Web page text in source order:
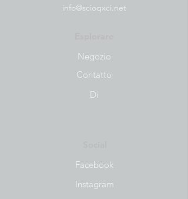
info@scioqxci.net
Negozio
Contatto
Di
Facebook
Instagram